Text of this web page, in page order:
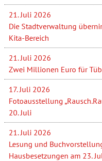
21. Juli 2026
Die Stadtverwaltung
Kita-Bereich
21. Juli 2026
Zwei Millionen Euro für
17. Juli 2026
Fotoausstellung
20. Juli
21. Juli 2026
Lesung und
Hausbesetzungen am 23.